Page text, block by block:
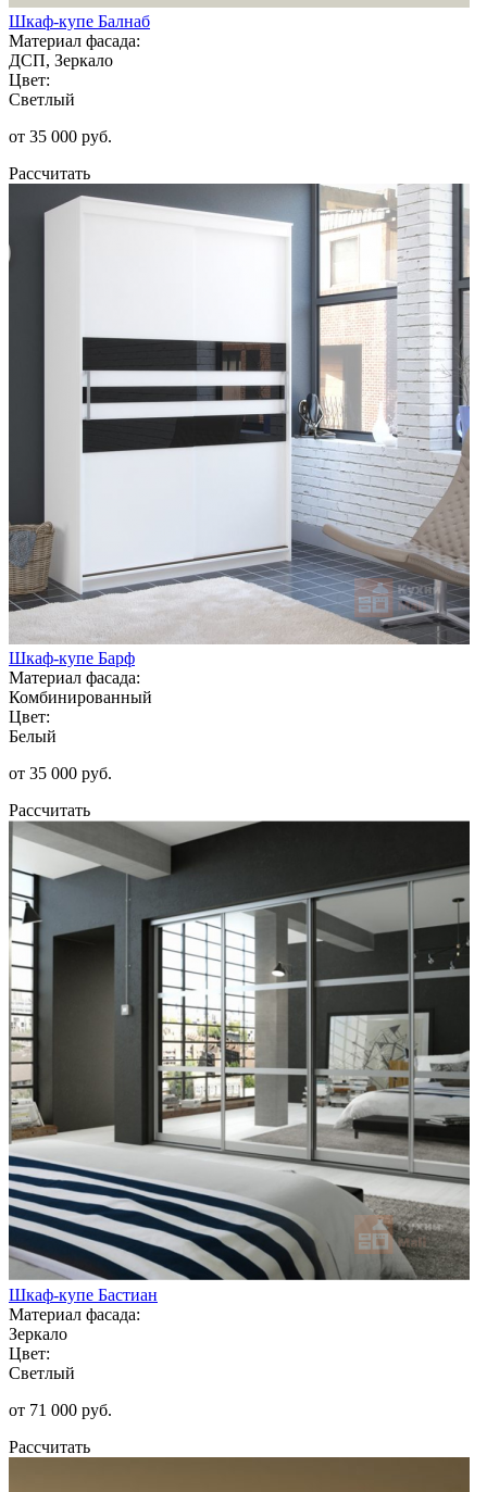
Шкаф-купе Балнаб
Материал фасада:
ДСП, Зеркало
Цвет:
Светлый
от 35 000 руб.
Рассчитать
Шкаф-купе Барф
Материал фасада:
Комбинированный
Цвет:
Белый
от 35 000 руб.
Рассчитать
Шкаф-купе Бастиан
Материал фасада:
Зеркало
Цвет:
Светлый
от 71 000 руб.
Рассчитать